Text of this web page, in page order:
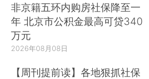
非京籍五环内购房社保降至一
年 北京市公积金最高可贷340
万元
2026年08月08日
【周刊提前读】各地狠抓社保